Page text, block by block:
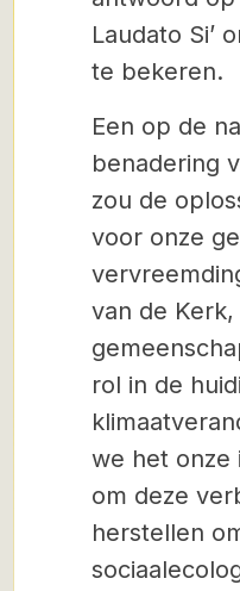
Laudato Si’
te bekeren.
Een op de
benadering
zou de
voor onze
van de
rol in de
we het onze
om deze
herstellen